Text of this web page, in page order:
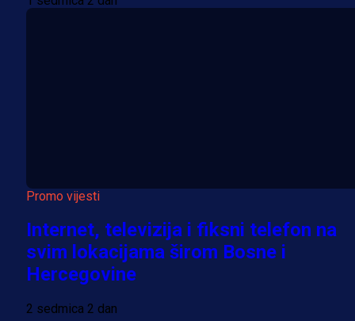
Promo vijesti
Internet, televizija i fiksni telefon na
svim lokacijama širom Bosne i
Hercegovine
2 sedmica 2 dan